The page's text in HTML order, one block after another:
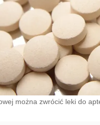
można zwrócić leki do